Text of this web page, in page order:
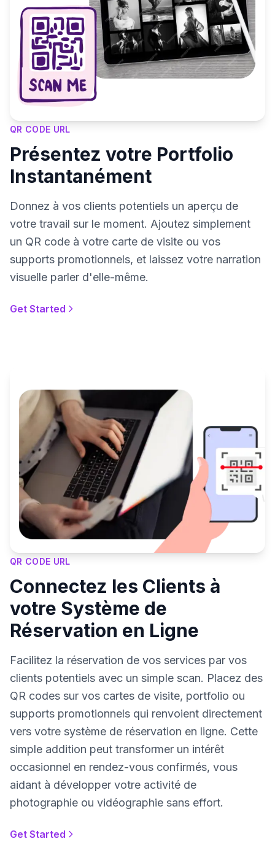
QR CODE URL
Présentez votre Portfolio
Instantanément
Donnez à vos clients potentiels un aperçu de
votre travail sur le moment. Ajoutez simplement
un QR code à votre carte de visite ou vos
supports promotionnels, et laissez votre narration
visuelle parler d'elle-même.
Get Started
QR CODE URL
Connectez les Clients à
votre Système de
Réservation en Ligne
Facilitez la réservation de vos services par vos
clients potentiels avec un simple scan. Placez des
QR codes sur vos cartes de visite, portfolio ou
supports promotionnels qui renvoient directement
vers votre système de réservation en ligne. Cette
simple addition peut transformer un intérêt
occasionnel en rendez-vous confirmés, vous
aidant à développer votre activité de
photographie ou vidéographie sans effort.
Get Started